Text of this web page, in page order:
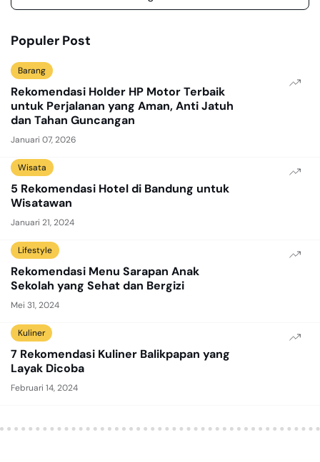
Populer Post
Barang
Rekomendasi Holder HP Motor Terbaik
untuk Perjalanan yang Aman, Anti Jatuh
dan Tahan Guncangan
Januari 07, 2026
Wisata
5 Rekomendasi Hotel di Bandung untuk
Wisatawan
Januari 21, 2024
Lifestyle
Rekomendasi Menu Sarapan Anak
Sekolah yang Sehat dan Bergizi
Mei 31, 2024
Kuliner
7 Rekomendasi Kuliner Balikpapan yang
Layak Dicoba
Februari 14, 2024